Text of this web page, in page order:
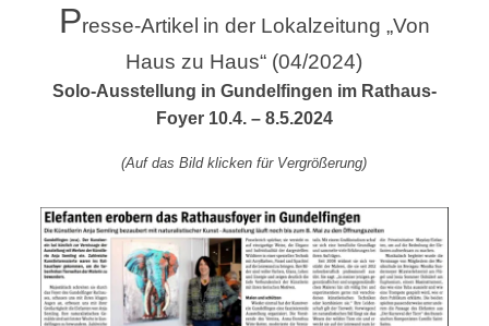
Presse-Artikel in der Lokalzeitung „Von
Haus zu Haus“ (04/2024)
Solo-Ausstellung in Gundelfingen im Rathaus-
Foyer 10.4. – 8.5.2024
(Auf das Bild klicken für Vergrößerung)